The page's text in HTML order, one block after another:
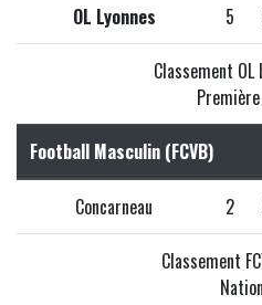
OL Lyonnes 5
Classement OL
Football Masculin (FCVB)
Concarneau 2
Classement